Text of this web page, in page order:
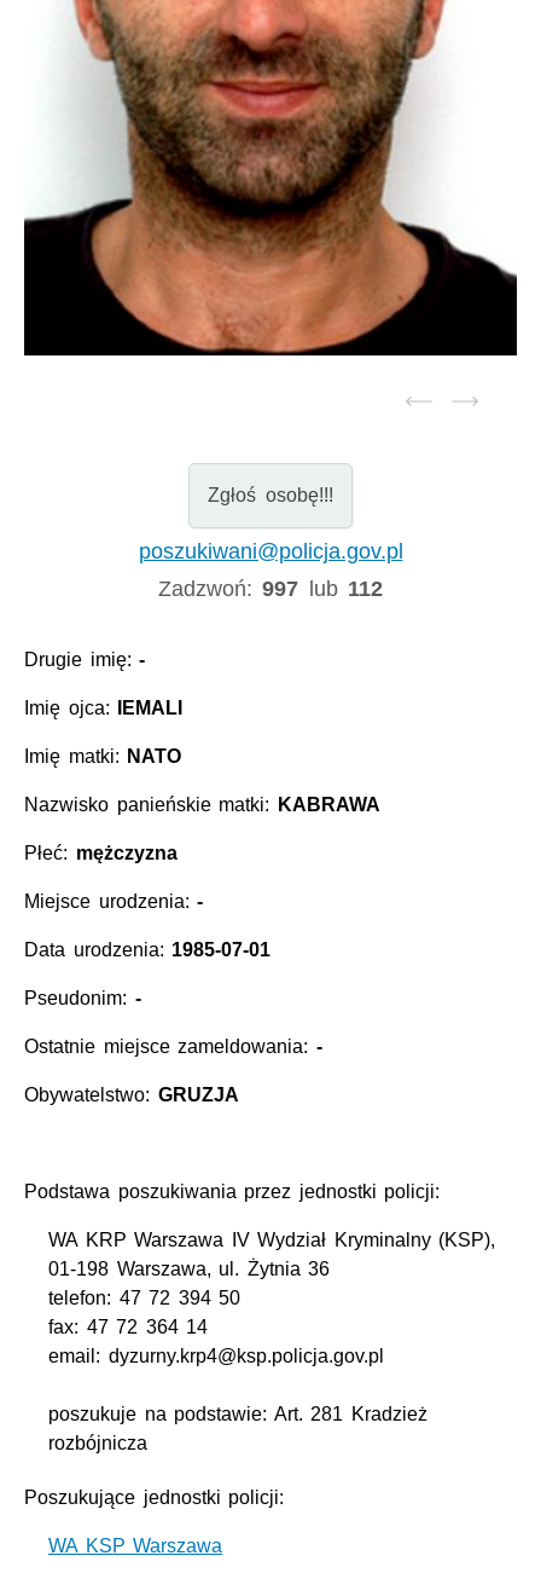
Zgłoś osobę!!!
poszukiwani@policja.gov.pl
Zadzwoń:997 lub 112
Drugie imię:-
Imię ojca: IEMALI
Imię matki: NATO
Nazwisko panieńskie matki: KABRAWA
Płeć: mężczyzna
Miejsce urodzenia:-
Data urodzenia: 1985-07-01
Pseudonim: -
Ostatnie miejsce zameldowania: -
Obywatelstwo: GRUZJA
Podstawa poszukiwania przez jednostki policji:
WA KRP Warszawa IV Wydział Kryminalny (KSP),
01-198 Warszawa, ul. Żytnia 36
telefon: 47 72 394 50
fax: 47 72 364 14
email: dyzurny.krp4@ksp.policja.gov.pl
poszukuje na podstawie: Art. 281 Kradzież
rozbójnicza
Poszukujące jednostki policji:
WA KSP Warszawa